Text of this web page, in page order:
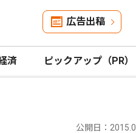
広告出稿
済 ピックアップ（PR）
公開日：